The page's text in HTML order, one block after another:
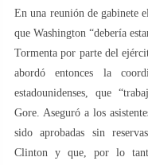
En una reunión de gabinete
que Washington “debería
Tormenta por parte del
abordó entonces la
estadounidenses, que
Gore. Aseguró a los
sido aprobadas sin
Clinton y que, por lo